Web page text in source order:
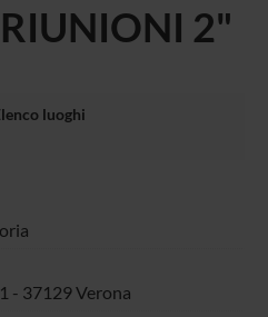
2"
luoghi
- 37129 Verona